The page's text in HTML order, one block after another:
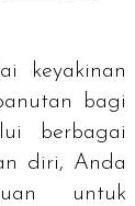
keyakinan
bagi
berbagai
diri, Anda
untuk